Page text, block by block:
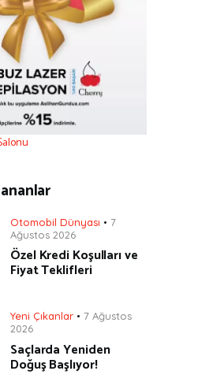
Otomobil Dünyası
7
Ağustos 2026
Özel Kredi Koşulları ve
Fiyat Teklifleri
Yeni Çıkanlar
7 Ağustos
2026
Saçlarda Yeniden
Doğuş Başlıyor!